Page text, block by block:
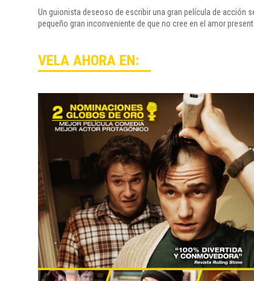
Un guionista deseoso de escribir una gran película de acción
pequeño gran inconveniente de que no cree en el amor
VELA AHORA EN: